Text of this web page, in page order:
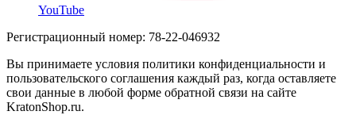
YouTube
Регистрационный номер: 78-22-046932
Вы принимаете условия политики конфиденциальности и
пользовательского соглашения каждый раз, когда оставляете
свои данные в любой форме обратной связи на сайте
KratonShop.ru.